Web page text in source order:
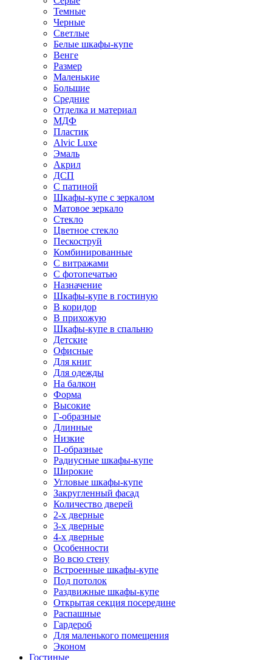
Темные
Черные
Светлые
Белые шкафы-купе
Венге
Размер
Маленькие
Большие
Средние
Отделка и материал
МДФ
Пластик
Alvic Luxe
Эмаль
Акрил
ДСП
С патиной
Шкафы-купе с зеркалом
Матовое зеркало
Стекло
Цветное стекло
Пескоструй
Комбинированные
С витражами
С фотопечатью
Назначение
Шкафы-купе в гостиную
В коридор
В прихожую
Шкафы-купе в спальню
Детские
Офисные
Для книг
Для одежды
На балкон
Форма
Высокие
Г-образные
Длинные
Низкие
П-образные
Радиусные шкафы-купе
Широкие
Угловые шкафы-купе
Закругленный фасад
Количество дверей
2-х дверные
3-х дверные
4-х дверные
Особенности
Во всю стену
Встроенные шкафы-купе
Под потолок
Раздвижные шкафы-купе
Открытая секция посередине
Распашные
Гардероб
Для маленького помещения
Эконом
Гостиные